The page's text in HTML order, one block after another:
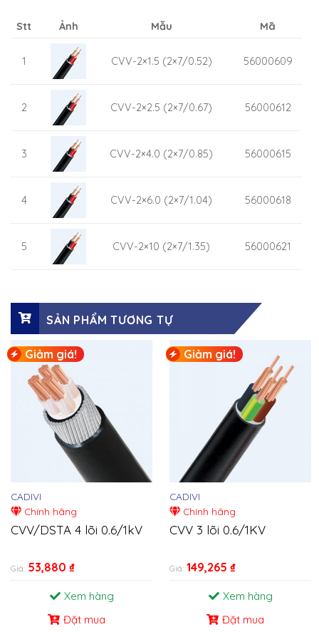
Stt Ảnh Mẫu Mã
1 CVV-2×1.5 (2×7/0.52) 56000609
2 CVV-2×2.5 (2×7/0.67) 56000612
3 CVV-2×4.0 (2×7/0.85) 56000615
4 CVV-2×6.0 (2×7/1.04) 56000618
5 CVV-2×10 (2×7/1.35) 56000621
SẢN PHẨM TƯƠNG TỰ
Giảm giá!
CADIVI
Chính hãng
CVV/DSTA 4 lõi 0.6/1kV
Giá: 53,880 ₫
Xem hàng
Đặt mua
Giảm giá!
CADIVI
Chính hãng
CVV 3 lõi 0.6/1KV
Giá: 149,265 ₫
Xem hàng
Đặt mua